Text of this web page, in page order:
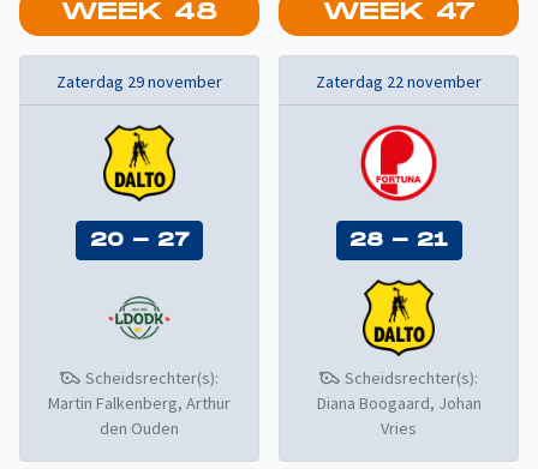
WEEK 48
Zaterdag 29 november
20- 27
Scheidsrechter(s):
Martin Falkenberg, Arthur
den Ouden
WEEK 47
Zaterdag 22 november
28 - 21
Scheidsrechter(s):
Diana Boogaard, Johan
Vries